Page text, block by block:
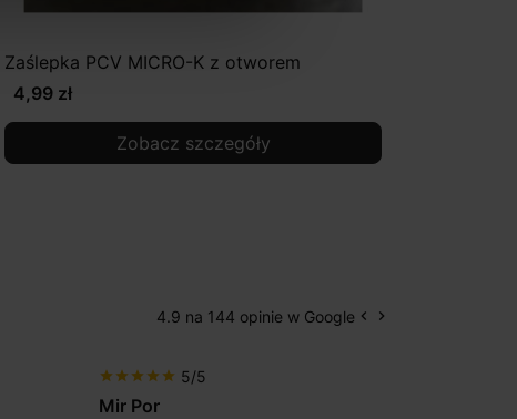
Zaślepka PCV MICRO-K z otworem
4,99 zł
Zobacz szczegóły
4.9 na 144 opinie w Google Poprzedni
keyboard_arrow_left Następny
keyboard_arrow_right
star star star star star 5/5
Mir Por